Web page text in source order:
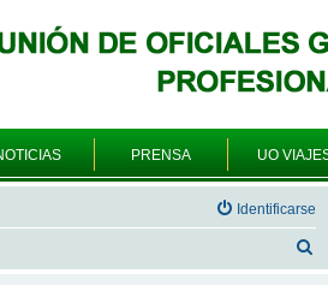
PRENSA UO
Identificarse